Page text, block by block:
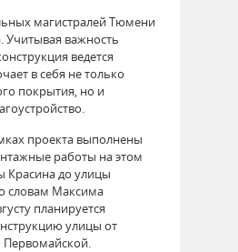
магистралей Тюмени
важность
ведется
в себя не только
покрытия, но и
проекта выполнены
работы на этом
Красина до улицы
словам Максима
планируется
улицы от